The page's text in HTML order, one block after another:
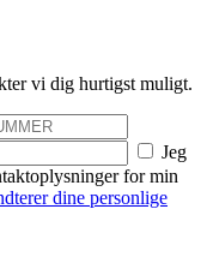
vi dig hurtigst muligt.
Jeg
for min
dine personlige